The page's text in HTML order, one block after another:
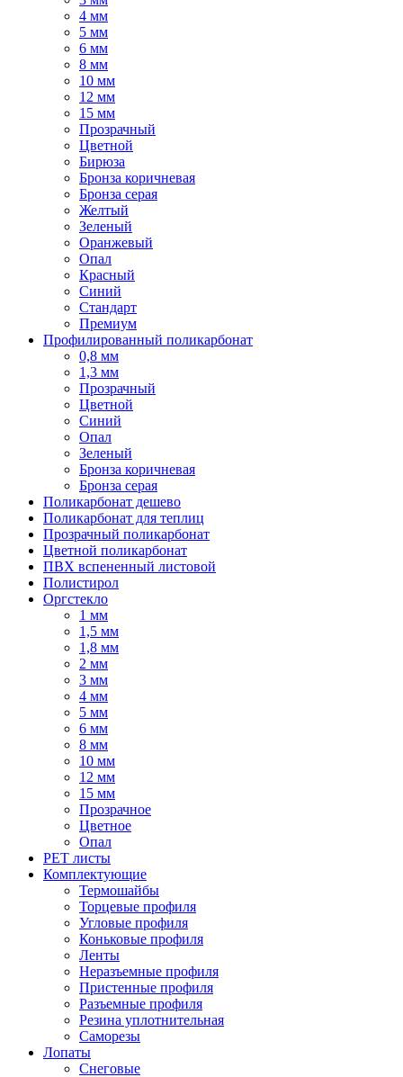
4 мм
5 мм
6 мм
8 мм
10 мм
12 мм
15 мм
Прозрачный
Цветной
Бирюза
Бронза коричневая
Бронза серая
Желтый
Зеленый
Оранжевый
Опал
Красный
Синий
Стандарт
Премиум
Профилированный поликарбонат
0,8 мм
1,3 мм
Прозрачный
Цветной
Синий
Опал
Зеленый
Бронза коричневая
Бронза серая
Поликарбонат дешево
Поликарбонат для теплиц
Прозрачный поликарбонат
Цветной поликарбонат
ПВХ вспененный листовой
Полистирол
Оргстекло
1 мм
1,5 мм
1,8 мм
2 мм
3 мм
4 мм
5 мм
6 мм
8 мм
10 мм
12 мм
15 мм
Прозрачное
Цветное
Опал
PET листы
Комплектующие
Термошайбы
Торцевые профиля
Угловые профиля
Коньковые профиля
Ленты
Неразъемные профиля
Пристенные профиля
Разъемные профиля
Резина уплотнительная
Саморезы
Лопаты
Снеговые